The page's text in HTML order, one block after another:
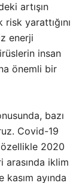
artışın
yarattığını
enerji
insan
önemli bir
bazı
Covid-19
özellikle 2020
arasında iklim
ayında